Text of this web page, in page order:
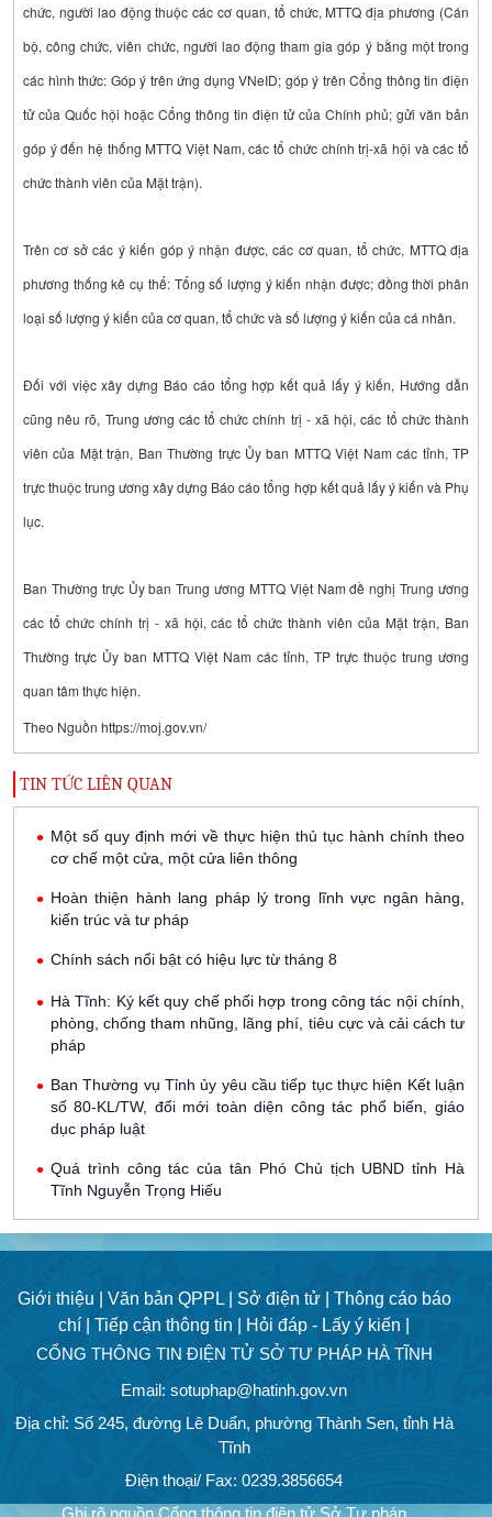
chức, người lao động thuộc các cơ quan, tổ chức, MTTQ địa phương (Cán
bộ, công chức, viên chức, người lao động tham gia góp ý bằng một trong
các hình thức: Góp ý trên ứng dụng VNeID; góp ý trên Cổng thông tin điện
tử của Quốc hội hoặc Cổng thông tin điện tử của Chính phủ; gửi văn bản
góp ý đến hệ thống MTTQ Việt Nam, các tổ chức chính trị-xã hội và các tổ
chức thành viên của Mặt trận).
Trên cơ sở các ý kiến góp ý nhận được, các cơ quan, tổ chức, MTTQ địa
phương thống kê cụ thể: Tổng số lượng ý kiến nhận được; đồng thời phân
loại số lượng ý kiến của cơ quan, tổ chức và số lượng ý kiến của cá nhân.
Đối với việc xây dựng Báo cáo tổng hợp kết quả lấy ý kiến, Hướng dẫn
cũng nêu rõ, Trung ương các tổ chức chính trị - xã hội, các tổ chức thành
viên của Mặt trận, Ban Thường trực Ủy ban MTTQ Việt Nam các tỉnh, TP
trực thuộc trung ương xây dựng Báo cáo tổng hợp kết quả lấy ý kiến và Phụ
lục.
Ban Thường trực Ủy ban Trung ương MTTQ Việt Nam đề nghị Trung ương
các tổ chức chính trị - xã hội, các tổ chức thành viên của Mặt trận, Ban
Thường trực Ủy ban MTTQ Việt Nam các tỉnh, TP trực thuộc trung ương
quan tâm thực hiện.
Theo Nguồn https://moj.gov.vn/
TIN TỨC LIÊN QUAN
Một số quy định mới về thực hiện thủ tục hành chính theo
cơ chế một cửa, một cửa liên thông
Hoàn thiện hành lang pháp lý trong lĩnh vực ngân hàng,
kiến trúc và tư pháp
Chính sách nổi bật có hiệu lực từ tháng 8
Hà Tĩnh: Ký kết quy chế phối hợp trong công tác nội chính,
phòng, chống tham nhũng, lãng phí, tiêu cực và cải cách tư
pháp
Ban Thường vụ Tỉnh ủy yêu cầu tiếp tục thực hiện Kết luận
số 80-KL/TW, đổi mới toàn diện công tác phổ biến, giáo
dục pháp luật
Quá trình công tác của tân Phó Chủ tịch UBND tỉnh Hà
Tĩnh Nguyễn Trọng Hiếu
Giới thiệu | Văn bản QPPL | Sở điện tử |
Thông cáo báo
chí |
Tiếp cận thông tin |
Hỏi đáp - Lấy ý kiến |
CỔNG THÔNG TIN ĐIỆN TỬ SỞ TƯ PHÁP HÀ TĨNH
Email: sotuphap@hatinh.gov.vn
Địa chỉ: Số 245, đường Lê Duẩn, phường Thành Sen, tỉnh Hà
Tĩnh
Điện thoại/ Fax: 0239.3856654
Ghi rõ nguồn Cổng thông tin điện tử Sở Tư pháp